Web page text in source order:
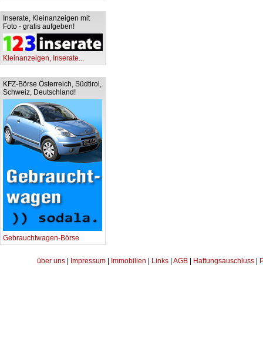
Inserate, Kleinanzeigen mit
Foto - gratis aufgeben!
Kleinanzeigen, Inserate...
KFZ-Börse Österreich, Südtirol,
Schweiz, Deutschland!
Gebrauchtwagen-Börse
über uns Impressum Immobilien Links AGB Haftungsauschluss